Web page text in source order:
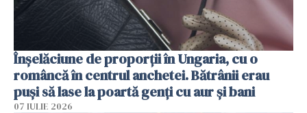
Înșelăciune de proporții în Ungaria, cu o
româncă în centrul anchetei. Bătrânii erau
puși să lase la poartă genți cu aur și bani
07 IULIE 2026